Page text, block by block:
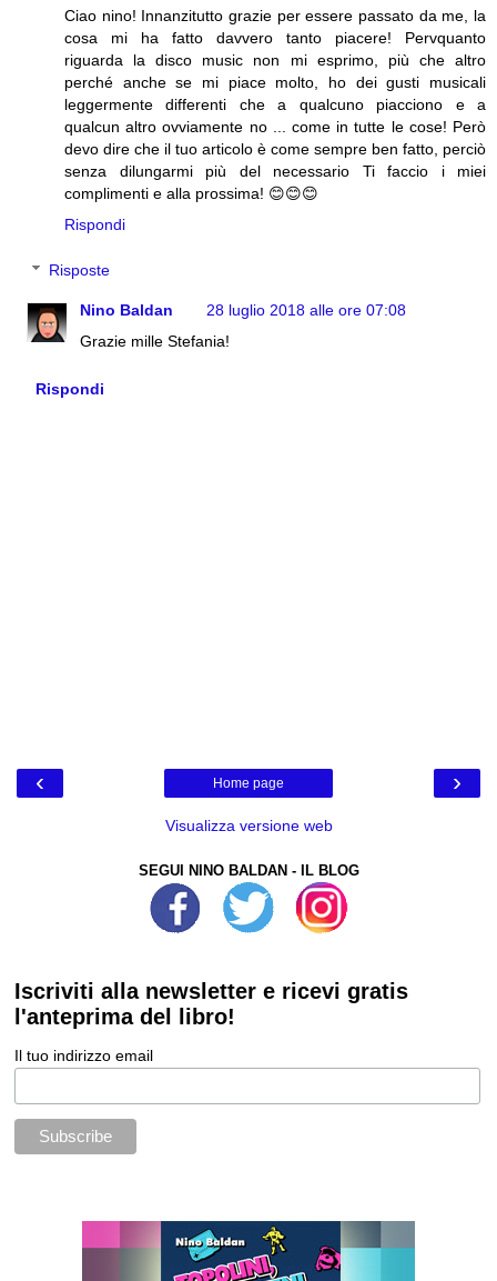
Ciao nino! Innanzitutto grazie per essere passato da me, la
cosa mi ha fatto davvero tanto piacere! Pervquanto
riguarda la disco music non mi esprimo, più che altro
perché anche se mi piace molto, ho dei gusti musicali
leggermente differenti che a qualcuno piacciono e a
qualcun altro ovviamente no ... come in tutte le cose! Però
devo dire che il tuo articolo è come sempre ben fatto, perciò
senza dilungarmi più del necessario Ti faccio i miei
complimenti e alla prossima! 😊😊😊
Rispondi
Risposte
Nino Baldan
28 luglio 2018 alle ore 07:08
Grazie mille Stefania!
Rispondi
‹ ›
Home page
Visualizza versione web
SEGUI NINO BALDAN - IL BLOG
Iscriviti alla newsletter e ricevi gratis
l'anteprima del libro!
Il tuo indirizzo email